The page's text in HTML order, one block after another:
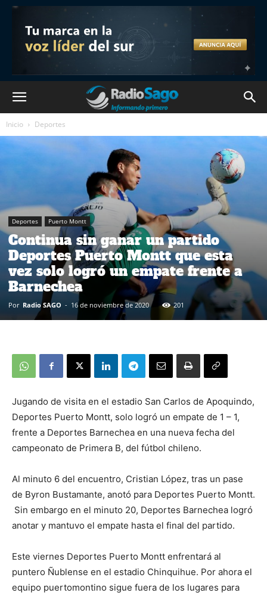
Inicio Deportes
Deportes Puerto Montt
Continua sin ganar un partido
Deportes Puerto Montt que esta
vez solo logró un empate frente a
Barnechea
Por Radio SAGO - 16 de noviembre de 2020 201
Jugando de visita en el estadio San Carlos de Apoquindo,
Deportes Puerto Montt, solo logró un empate de 1 – 1,
frente a Deportes Barnechea en una nueva fecha del
campeonato de Primera B, del fútbol chileno.
Al minuto 6 del encuentro, Cristian López, tras un pase
de Byron Bustamante, anotó para Deportes Puerto Montt.
Sin embargo en el minuto 20, Deportes Barnechea logró
anotar y mantuvo el empate hasta el final del partido.
Este viernes Deportes Puerto Montt enfrentará al
puntero Ñublense en el estadio Chinquihue. Por ahora el
equipo puertomontino sigue fuera de los lugares para